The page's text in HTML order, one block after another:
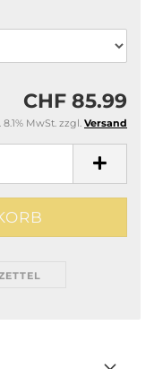
CHF 85.99
8.1% MwSt. zzgl. Versand